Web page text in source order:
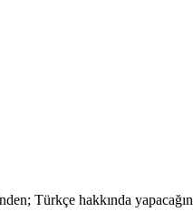
Türkçe hakkında